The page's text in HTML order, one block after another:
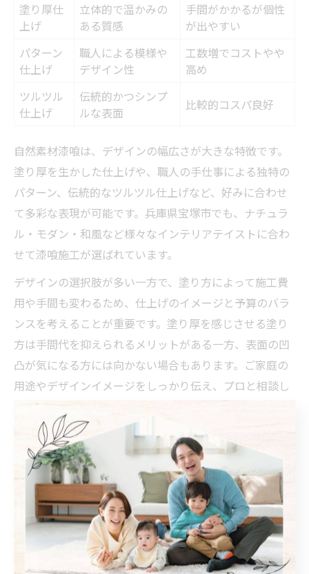
塗り厚仕
上げ
立体的で温かみの
ある質感
手間がかかるが個性
が出やすい
パターン
仕上げ
職人による模様や
デザイン性
工数増でコストやや
高め
ツルツル
仕上げ
伝統的かつシンプ
ルな表面
比較的コスパ良好
自然素材漆喰は、デザインの幅広さが大きな特徴です。
塗り厚を生かした仕上げや、職人の手仕事による独特の
パターン、伝統的なツルツル仕上げなど、好みに合わせ
て多彩な表現が可能です。兵庫県宝塚市でも、ナチュラ
ル・モダン・和風など様々なインテリアテイストに合わ
せて漆喰施工が選ばれています。
デザインの選択肢が多い一方で、塗り方によって施工費
用や手間も変わるため、仕上げのイメージと予算のバラ
ンスを考えることが重要です。塗り厚を感じさせる塗り
方は手間代を抑えられるメリットがある一方、表面の凹
凸が気になる方には向かない場合もあります。ご家庭の
用途やデザインイメージをしっかり伝え、プロと相談し
ながら進めることが失敗を防ぐポイントです。
漆喰施工で得られる快適性アップの秘訣
快適性ア
ップの要
素
実践方法 注意点
素材選び
接着剤無添加の純
粋な漆喰を選択
性能を最大化するに
は混合物を避ける